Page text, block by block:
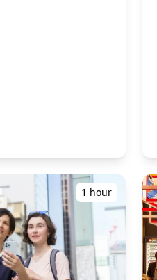
私人预订 - 不适合轮椅使
可免费取消 无需私
京的艺伎文化——这是您
看正宗艺伎表演的绝佳
1 hour